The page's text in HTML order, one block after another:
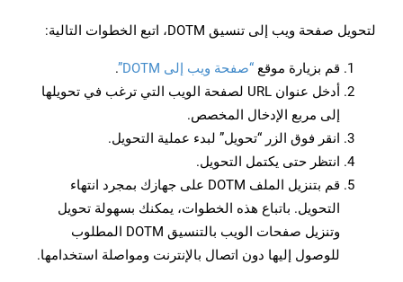
لتحويل صفحة ويب إلى تنسيق DOTM، اتبع الخطوات التالية:
قم بزيارة موقع “صفحة ويب إلى DOTM”
.
أدخل عنوان URL لصفحة الويب التي ترغب في تحويلها
إلى مربع الإدخال المخصص.
انقر فوق الزر “تحويل” لبدء عملية التحويل.
انتظر حتى يكتمل التحويل.
قم بتنزيل الملف DOTM على جهازك بمجرد انتهاء
التحويل. باتباع هذه الخطوات، يمكنك بسهولة تحويل
وتنزيل صفحات الويب بالتنسيق DOTM المطلوب
للوصول إليها دون اتصال بالإنترنت ومواصلة استخدامها.